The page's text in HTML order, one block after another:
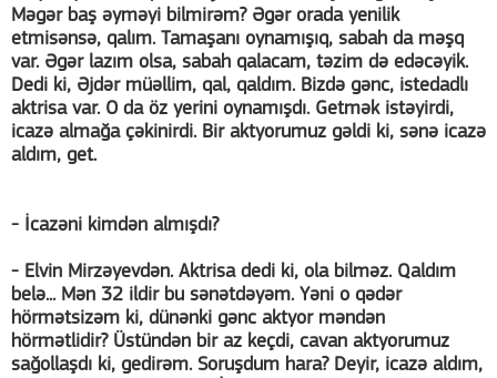
Məgər baş əyməyi bilmirəm? Əgər orada yenilik
etmisənsə, qalım. Tamaşanı oynamışıq, sabah da məşq
var. Əgər lazım olsa, sabah qalacam, təzim də edəcəyik.
Dedi ki, Əjdər müəllim, qal, qaldım. Bizdə gənc, istedadlı
aktrisa var. O da öz yerini oynamışdı. Getmək istəyirdi,
icazə almağa çəkinirdi. Bir aktyorumuz gəldi ki, sənə icazə
aldım, get.
- İcazəni kimdən almışdı?
- Elvin Mirzəyevdən. Aktrisa dedi ki, ola bilməz. Qaldım
belə... Mən 32 ildir bu sənətdəyəm. Yəni o qədər
hörmətsizəm ki, dünənki gənc aktyor məndən
hörmətlidir? Üstündən bir az keçdi, cavan aktyorumuz
sağollaşdı ki, gedirəm. Soruşdum hara? Deyir, icazə aldım,